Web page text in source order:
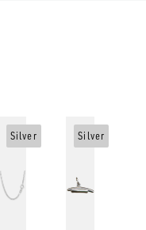
Silver Silver